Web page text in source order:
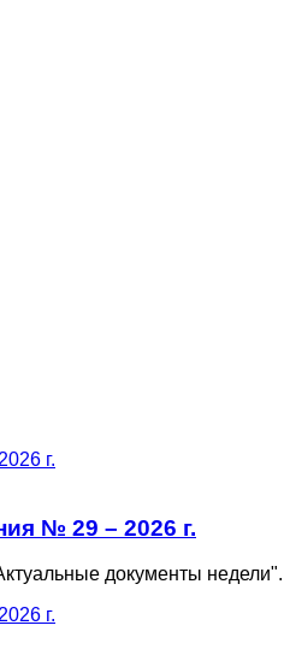
№ 29 – 2026 г.
документы недели".